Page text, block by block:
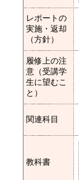
レポートの
実施・返却
（方針）
履修上の注
意（受講学
生に望むこ
と）
関連科目
教科書